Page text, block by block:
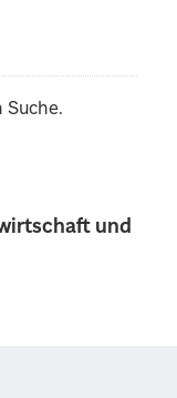
und
Suche.